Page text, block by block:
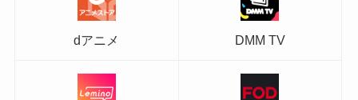
dアニメ DMM TV